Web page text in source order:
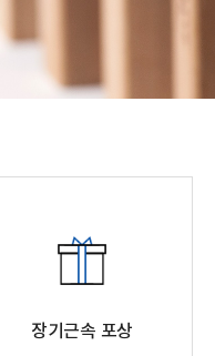
장기근속 포상